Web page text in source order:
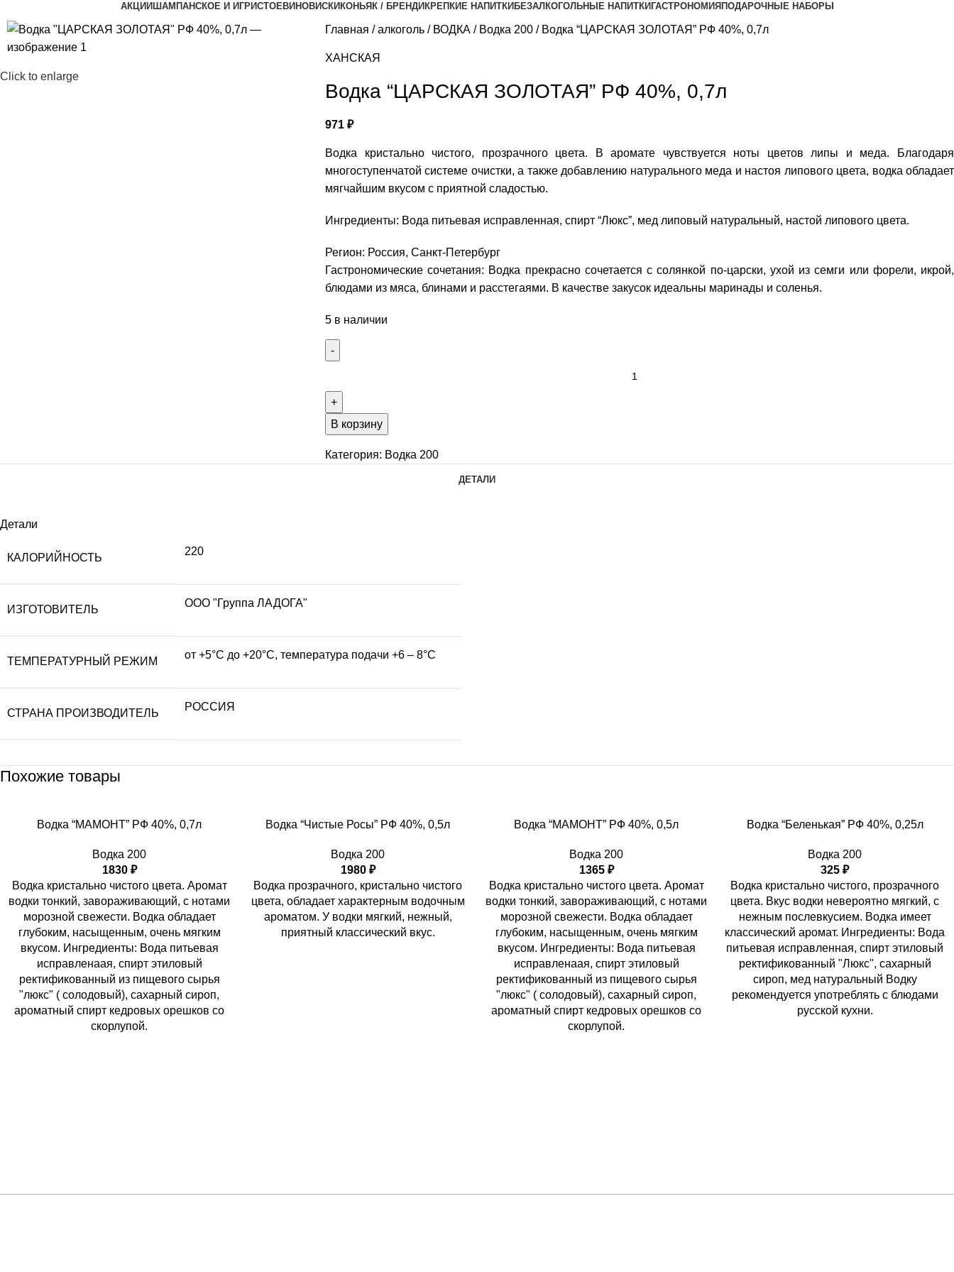
АКЦИИШАМПАНСКОЕ И ИГРИСТОЕВИНОВИСКИКОНЬЯК / БРЕНДИКРЕПКИЕ НАПИТКИБЕЗАЛКОГОЛЬНЫЕ НАПИТКИГАСТРОНОМИЯПОДАРОЧНЫЕ НАБОРЫ
Click to enlarge
Главная алкоголь ВОДКА Водка 200 Водка “ЦАРСКАЯ ЗОЛОТАЯ” РФ 40%, 0,7л
ХАНСКАЯ
Водка “ЦАРСКАЯ ЗОЛОТАЯ” РФ 40%, 0,7л
971 ₽
Водка кристально чистого, прозрачного цвета. В аромате чувствуется ноты цветов липы и меда. Благодаря
многоступенчатой системе очистки, а также добавлению натурального меда и настоя липового цвета, водка обладает
мягчайшим вкусом с приятной сладостью.
Ингредиенты: Вода питьевая исправленная, спирт “Люкс”, мед липовый натуральный, настой липового цвета.
Регион: Россия, Санкт-Петербург
Гастрономические сочетания: Водка прекрасно сочетается с солянкой по-царски, ухой из семги или форели, икрой,
блюдами из мяса, блинами и расстегаями. В качестве закусок идеальны маринады и соленья.
5 в наличии
В корзину
Категория: Водка 200
ДЕТАЛИ
Детали
КАЛОРИЙНОСТЬ
220
ИЗГОТОВИТЕЛЬ
ООО "Группа ЛАДОГА"
ТЕМПЕРАТУРНЫЙ РЕЖИМ
от +5°С до +20°С, температура подачи +6 – 8°С
СТРАНА ПРОИЗВОДИТЕЛЬ
РОССИЯ
Похожие товары
Водка “МАМОНТ” РФ 40%, 0,7л
Водка 200
1830 ₽
Водка кристально чистого цвета. Аромат
водки тонкий, завораживающий, с нотами
морозной свежести. Водка обладает
глубоким, насыщенным, очень мягким
вкусом. Ингредиенты: Вода питьевая
исправленаая, спирт этиловый
ректификованный из пищевого сырья
"люкс" ( солодовый), сахарный сироп,
ароматный спирт кедровых орешков со
скорлупой.
Водка “Чистые Росы” РФ 40%, 0,5л
Водка 200
1980 ₽
Водка прозрачного, кристально чистого
цвета, обладает характерным водочным
ароматом. У водки мягкий, нежный,
приятный классический вкус.
Водка “МАМОНТ” РФ 40%, 0,5л
Водка 200
1365 ₽
Водка кристально чистого цвета. Аромат
водки тонкий, завораживающий, с нотами
морозной свежести. Водка обладает
глубоким, насыщенным, очень мягким
вкусом. Ингредиенты: Вода питьевая
исправленаая, спирт этиловый
ректификованный из пищевого сырья
"люкс" ( солодовый), сахарный сироп,
ароматный спирт кедровых орешков со
скорлупой.
Водка “Беленькая” РФ 40%, 0,25л
Водка 200
325 ₽
Водка кристально чистого, прозрачного
цвета. Вкус водки невероятно мягкий, с
нежным послевкусием. Водка имеет
классический аромат. Ингредиенты: Вода
питьевая исправленная, спирт этиловый
ректификованный "Люкс", сахарный
сироп, мед натуральный Водку
рекомендуется употреблять с блюдами
русской кухни.